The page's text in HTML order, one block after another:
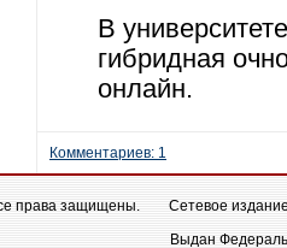
В
гибридная
онлайн.
Комментариев: 1
права защищены.
Сетевое
Выдан